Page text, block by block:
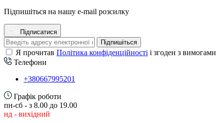
Підпишіться на нашу e-mail розсилку
Підписатися
Підпишіться
Я прочитав Політика конфіденційності і згоден з вимогами
Телефони
+380667995201
Графік роботи
пн-сб - з 8.00 до 19.00
нд - вихідний